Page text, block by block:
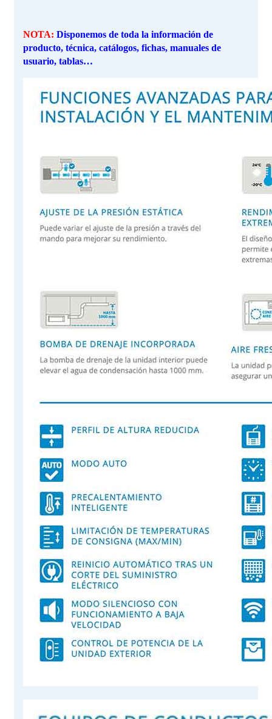
NOTA: Disponemos de toda la información de
producto, técnica, catálogos, fichas, manuales de
usuario, tablas…